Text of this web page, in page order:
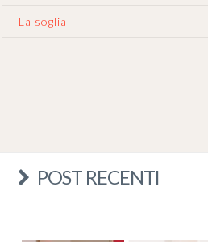
La soglia
POST RECENTI